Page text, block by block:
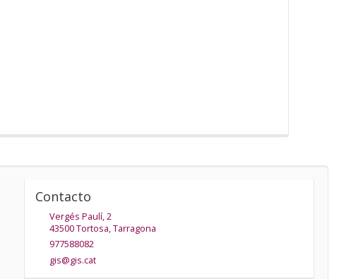
Contacto
Vergés Paulí, 2
43500Tortosa,Tarragona
977588082
gis@gis.cat